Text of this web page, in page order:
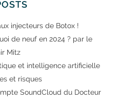
injecteurs de Botox !
de neuf en 2024 ? par le
Mitz
et intelligence artificielle
et risques
SoundCloud du Docteur